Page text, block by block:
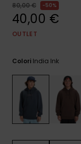
80,00 €
50%
40,00 €
OUTLET
Colori India Ink